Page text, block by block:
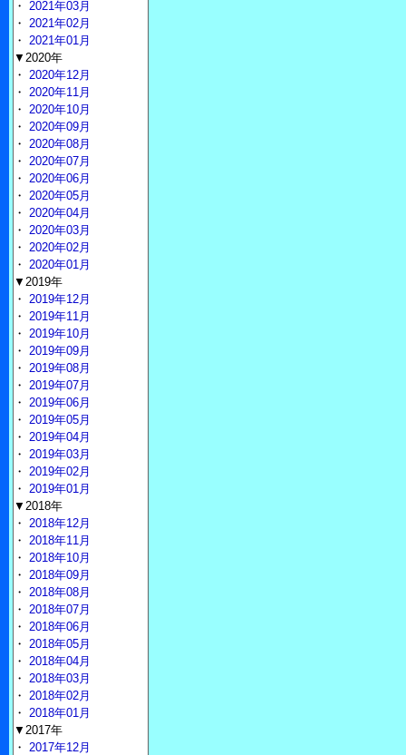
・ 2021年03月
・ 2021年02月
・ 2021年01月
▼2020年
・ 2020年12月
・ 2020年11月
・ 2020年10月
・ 2020年09月
・ 2020年08月
・ 2020年07月
・ 2020年06月
・ 2020年05月
・ 2020年04月
・ 2020年03月
・ 2020年02月
・ 2020年01月
▼2019年
・ 2019年12月
・ 2019年11月
・ 2019年10月
・ 2019年09月
・ 2019年08月
・ 2019年07月
・ 2019年06月
・ 2019年05月
・ 2019年04月
・ 2019年03月
・ 2019年02月
・ 2019年01月
▼2018年
・ 2018年12月
・ 2018年11月
・ 2018年10月
・ 2018年09月
・ 2018年08月
・ 2018年07月
・ 2018年06月
・ 2018年05月
・ 2018年04月
・ 2018年03月
・ 2018年02月
・ 2018年01月
▼2017年
・ 2017年12月